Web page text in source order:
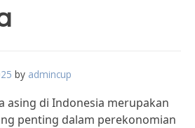
by admincup
asing di Indonesia merupakan
penting dalam perekonomian